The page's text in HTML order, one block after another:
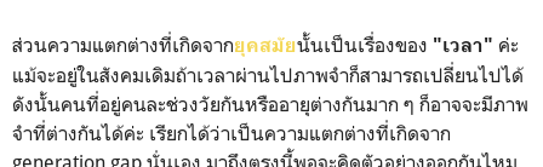
ส่วนความแตกต่างที่เกิดจากยุคสมัยนั้นเป็นเรื่องของ "เวลา" ค่ะ
แม้จะอยู่ในสังคมเดิมถ้าเวลาผ่านไปภาพจำก็สามารถเปลี่ยนไปได้
ดังนั้นคนที่อยู่คนละช่วงวัยกันหรืออายุต่างกันมาก ๆ ก็อาจจะมีภาพ
จำที่ต่างกันได้ค่ะ เรียกได้ว่าเป็นความแตกต่างที่เกิดจาก
generation gap นั่นเอง มาถึงตรงนี้พอจะคิดตัวอย่างออกกันไหม